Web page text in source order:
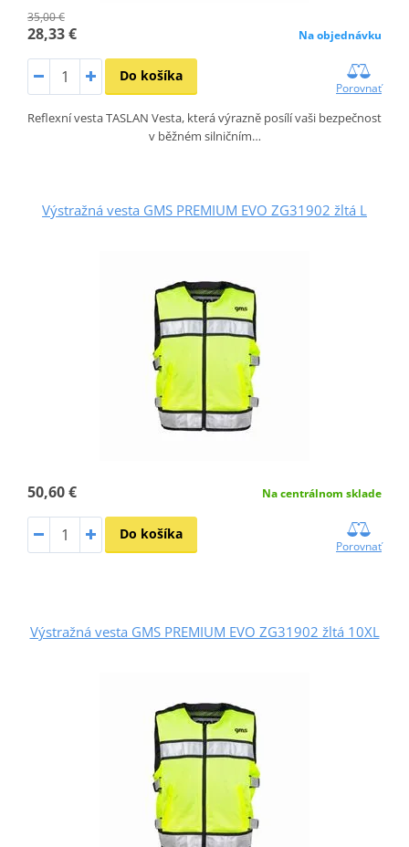
35,00 €
28,33 € Na objednávku
Do košíka
Porovnať
Reflexní vesta TASLAN Vesta, která výrazně posílí vaši bezpečnost
v běžném silničním…
Výstražná vesta GMS PREMIUM EVO ZG31902 žltá L
50,60 € Na centrálnom sklade
Do košíka
Porovnať
Výstražná vesta GMS PREMIUM EVO ZG31902 žltá 10XL